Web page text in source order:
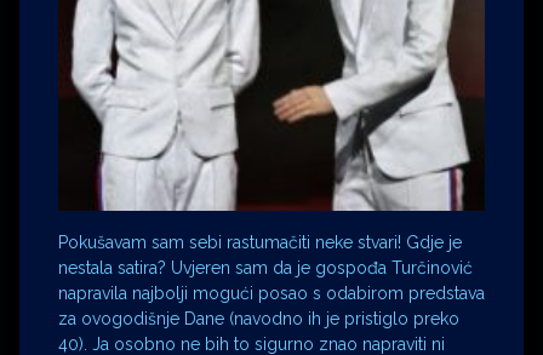
Pokušavam sam sebi rastumačiti neke stvari! Gdje je
nestala satira? Uvjeren sam da je gospođa Turčinović
napravila najbolji mogući posao s odabirom predstava
za ovogodišnje Dane (navodno ih je pristiglo preko
40). Ja osobno ne bih to sigurno znao napraviti ni